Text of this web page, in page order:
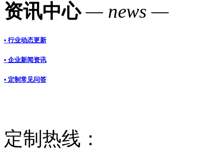
资讯中心— news —
• 行业动态更新
• 企业新闻资讯
• 定制常见问答
定制热线：